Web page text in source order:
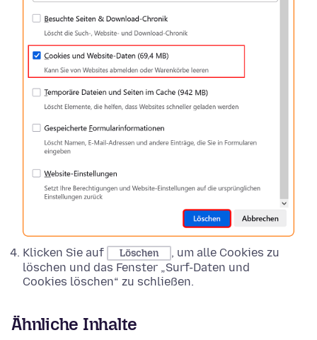
Klicken Sie auf Löschen
, um alle Cookies zu
löschen und das Fenster „Surf-Daten und
Cookies löschen“ zu schließen.
Ähnliche Inhalte